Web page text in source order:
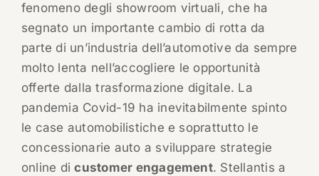
fenomeno degli showroom virtuali, che ha
segnato un importante cambio di rotta da
parte di un’industria dell’automotive da sempre
molto lenta nell’accogliere le opportunità
offerte dalla trasformazione digitale. La
pandemia Covid-19 ha inevitabilmente spinto
le case automobilistiche e soprattutto le
concessionarie auto a sviluppare strategie
online dicustomer engagement. Stellantis a